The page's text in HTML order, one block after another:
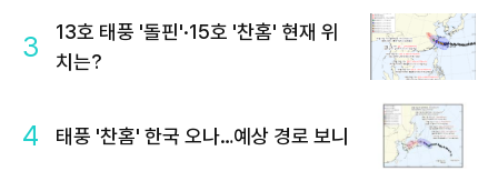
3
13호 태풍 '돌핀'·15호 '찬홈' 현재 위
치는?
4 태풍 '찬홈' 한국 오나…예상 경로 보니